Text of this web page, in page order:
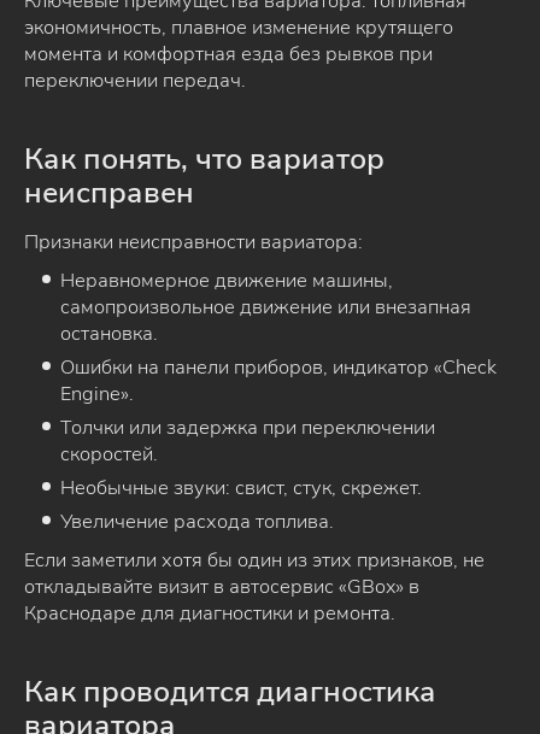
экономичность, плавное изменение крутящего
момента и комфортная езда без рывков при
переключении передач.
Как понять, что вариатор
неисправен
Признаки неисправности вариатора:
Неравномерное движение машины,
самопроизвольное движение или внезапная
остановка.
Ошибки на панели приборов, индикатор «Check
Engine».
Толчки или задержка при переключении
скоростей.
Необычные звуки: свист, стук, скрежет.
Увеличение расхода топлива.
Если заметили хотя бы один из этих признаков, не
откладывайте визит в автосервис «GBox» в
Краснодаре для диагностики и ремонта.
Как проводится диагностика
вариатора